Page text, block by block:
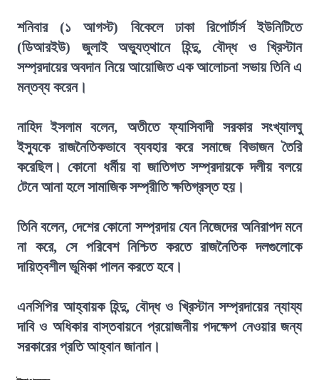
শনিবার (১ আগস্ট) বিকেলে ঢাকা রিপোর্টার্স ইউনিটিতে
(ডিআরইউ) জুলাই অভ্যুত্থানে হিন্দু, বৌদ্ধ ও খ্রিস্টান
সম্প্রদায়ের অবদান নিয়ে আয়োজিত এক আলোচনা সভায় তিনি এ
মন্তব্য করেন।
নাহিদ ইসলাম বলেন, অতীতে ফ্যাসিবাদী সরকার সংখ্যালঘু
ইস্যুকে রাজনৈতিকভাবে ব্যবহার করে সমাজে বিভাজন তৈরি
করেছিল। কোনো ধর্মীয় বা জাতিগত সম্প্রদায়কে দলীয় বলয়ে
টেনে আনা হলে সামাজিক সম্প্রীতি ক্ষতিগ্রস্ত হয়।
তিনি বলেন, দেশের কোনো সম্প্রদায় যেন নিজেদের অনিরাপদ মনে
না করে, সে পরিবেশ নিশ্চিত করতে রাজনৈতিক দলগুলোকে
দায়িত্বশীল ভূমিকা পালন করতে হবে।
এনসিপির আহ্বায়ক হিন্দু, বৌদ্ধ ও খ্রিস্টান সম্প্রদায়ের ন্যায্য
দাবি ও অধিকার বাস্তবায়নে প্রয়োজনীয় পদক্ষেপ নেওয়ার জন্য
সরকারের প্রতি আহ্বান জানান।